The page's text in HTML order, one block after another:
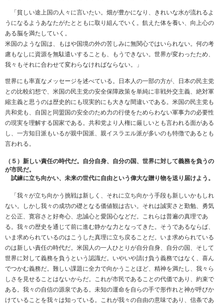
「貧しい途上国の人々に言いたい。畑が豊かになり、きれいな水が流れるよ
うになるようあなたがたとともに取り組んでいく。飢えた体を養い、向上心の
ある脳を満たしていく。
米国のような国は、もはや国境の外の苦しみに無関心ではいられない。何の考
慮もなしに資源を無駄遣いすることも、もうできない。世界が変わったため、
我々もそれに合わせて変わらなければならない。」
世界にも率直なメッセージを述べている。日本人の一部の方が、日本の民主党
との比較幻想で、米国の民主党の安全保障政策を単純に非戦外交主義、絶対軍
縮主義と思うのは歴史的にも現実的にも大きな間違いである。米国の民主党も
共和党も、自国と同盟国の安全のため力の行使をためらわない軍事力の必要性
の現実を理解する国家である。共和党より人権に厳しいとも言われる面がある
し、一方知日派もいるが親中国派、親イスラエル派が多いのも特徴であるとも
言われる。
（５）新しい責任の時代だ。自分自身、自分の国、世界に対して義務を負うの
が市民だ。
試練に立ち向かい、未来の世代に自由という偉大な贈り物を送り届けよう。
「我々が立ち向かう挑戦は新しく、それに立ち向かう手段も新しいかもしれ
ない。しかし我々の成功の礎となる価値観は古い。それは誠実さと勤勉、勇気
と公正、寛容さと好奇心、忠誠心と愛国心などだ。これらは普遍の真理であ
る。我々の歴史を通じて前に進む静かな力となってきた。そうであるならば、
いま求められているのはこうした真理に立ち戻ることだ。いま求められている
のは新しい責任の時代だ。米国人の一人ひとりが自分自身、自分の国、そして
世界に対して義務を負うという認識だ。いやいや請け負う義務ではなく、喜ん
でつかむ義務だ。難しい課題に全力で向かうことほど、精神を満たし、我々ら
しさを見せることはないからだ。これが市民であることの代価であり、約束で
ある。我々の自信の源泉である。未知の運命を自らの手で形作れと神が呼びか
けていることを我々は知っている。これが我々の自由の意味であり、信条であ